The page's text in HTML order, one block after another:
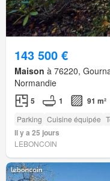
143 500 €
Maison à 76220,
Normandie
5 1 91 m²
Parking Cuisine équipée
Il y a 25 jours
LEBONCOIN